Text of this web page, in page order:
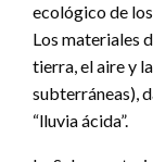
ecológico de
Los materiales
tierra, el aire y
subterráneas),
“lluvia ácida”.